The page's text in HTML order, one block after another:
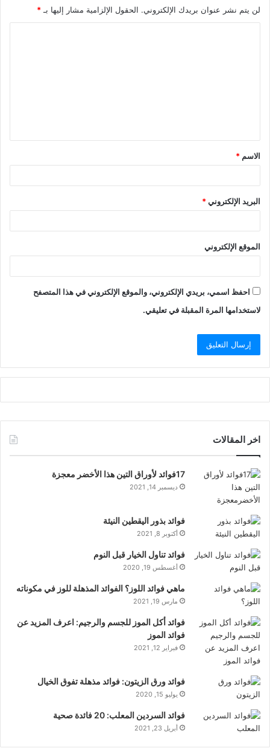
لن يتم نشر عنوان بريدك الإلكتروني. الحقول الإلزامية مشار إليها بـ *
ق
*
الاسم *
البريد الإلكتروني*
الموقع الإلكتروني
احفظ اسمي، بريدي الإلكتروني، والموقع الإلكتروني في هذا المتصفح
لاستخدامها المرة المقبلة في تعليقي.
اخر المقالات
17فوائد لأوراق التين هذا الأخضر معجزة
ديسمبر 14, 2021
فوائد بذور اليقطين النيئة
أكتوبر 8, 2021
فوائد تناول الخيار قبل النوم
أغسطس 19, 2020
ماهي فوائد اللوز؟ الفوائد المذهلة للوز في مكوناته
مارس 19, 2021
فوائد أكل الموز للجسم والرجيم: اعرف المزيد عن
فوائد الموز
فبراير 12, 2021
فوائد ورق الزيتون: فوائد مذهلة تفوق الخيال
يوليو 15, 2020
فوائد السردين المعلب: 20 فائدة صحية
أبريل 23, 2021